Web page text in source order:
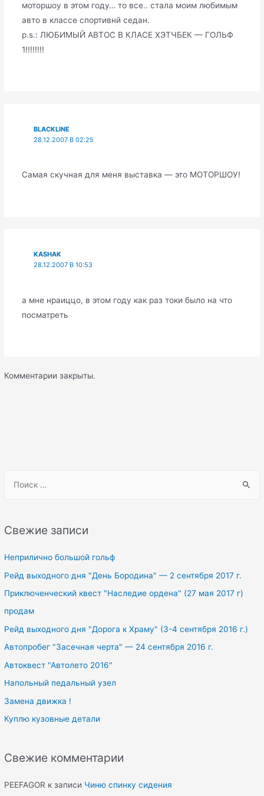
r
h
f
o
Свежие записи
Неприлично большой гольф
Рейд выходного дня "День Бородина" — 2 сентября 2017 г.
Приключенческий квест "Наследие ордена" (27 мая 2017 г)
продам
Рейд выходного дня "Дорога к Храму" (3-4 сентября 2016 г.)
Автопробег "Засечная черта" — 24 сентября 2016 г.
Автоквест "Автолето 2016"
Напольный педальный узел
Замена движка !
Куплю кузовные детали
Свежие комментарии
PEEFAGOR к записи Чиню спинку сидения
моторшоу в этом году… то все.. стала моим любимым
авто в классе спортивнй седан.
p.s.: ЛЮБИМЫЙ АВТОС В КЛАСЕ ХЭТЧБЕК — ГОЛЬФ
1!!!!!!!!
BLACKLINE
28.12.2007 В 02:25
Самая скучная для меня выставка — это МОТОРШОУ!
KASHAK
28.12.2007 В 10:53
а мне нраиццо, в этом году как раз токи было на что
посматреть
Комментарии закрыты.